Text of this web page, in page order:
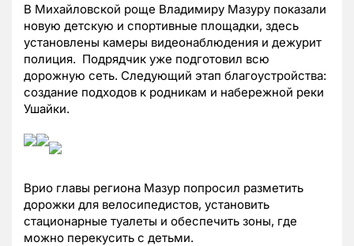
В Михайловской роще Владимиру Мазуру показали
новую детскую и спортивные площадки, здесь
установлены камеры видеонаблюдения и дежурит
полиция. Подрядчик уже подготовил всю
дорожную сеть. Следующий этап благоустройства:
создание подходов к родникам и набережной реки
Ушайки.
Врио главы региона Мазур попросил разметить
дорожки для велосипедистов, установить
стационарные туалеты и обеспечить зоны, где
можно перекусить с детьми.